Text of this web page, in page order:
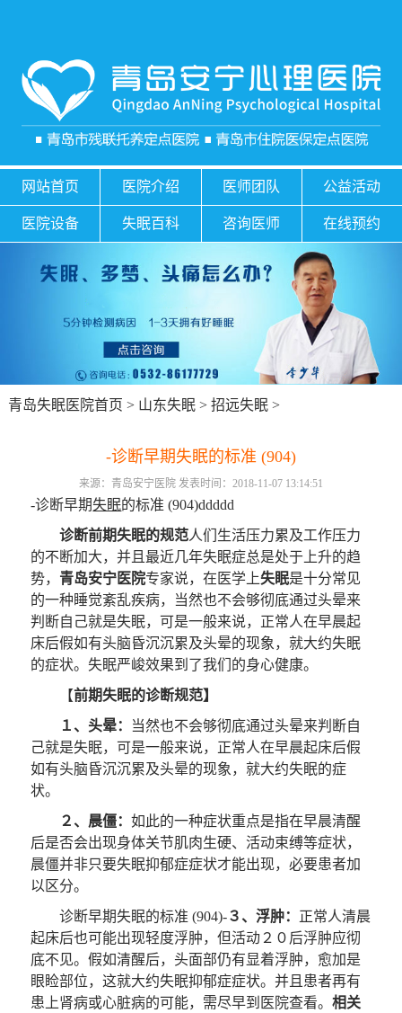
网站首页 医院介绍 医师团队 公益活动
医院设备 失眠百科 咨询医师 在线预约
青岛失眠医院首页 > 山东失眠> 招远失眠>
-诊断早期失眠的标准 (904)
来源：青岛安宁医院 发表时间：2018-11-07 13:14:51
-诊断早期失眠的标准 (904)ddddd
诊断前期失眠的规范人们生活压力累及工作压力
的不断加大，并且最近几年失眠症总是处于上升的趋
势， 青岛安宁医院专家说，在医学上失眠是十分常见
的一种睡觉紊乱疾病，当然也不会够彻底通过头晕来
判断自己就是失眠，可是一般来说，正常人在早晨起
床后假如有头脑昏沉沉累及头晕的现象，就大约失眠
的症状。失眠严峻效果到了我们的身心健康。
【前期失眠的诊断规范】
１、头晕： 当然也不会够彻底通过头晕来判断自
己就是失眠，可是一般来说，正常人在早晨起床后假
如有头脑昏沉沉累及头晕的现象，就大约失眠的症
状。
２、晨僵：如此的一种症状重点是指在早晨清醒
后是否会出现身体关节肌肉生硬、活动束缚等症状，
晨僵并非只要失眠抑郁症症状才能出现，必要患者加
以区分。
诊断早期失眠的标准 (904)-３、浮肿： 正常人清晨
起床后也可能出现轻度浮肿，但活动２０后浮肿应彻
底不见。假如清醒后，头面部仍有显着浮肿，愈加是
眼睑部位，这就大约失眠抑郁症症状。并且患者再有
患上肾病或心脏病的可能，需尽早到医院查看。相关